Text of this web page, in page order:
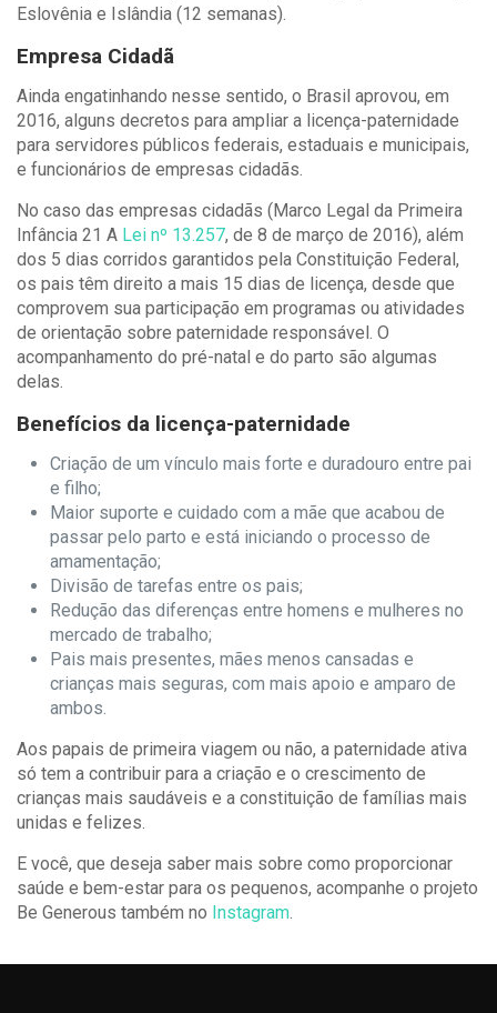
Eslovênia e Islândia (12 semanas).
Empresa Cidadã
Ainda engatinhando nesse sentido, o Brasil aprovou, em
2016, alguns decretos para ampliar a licença-paternidade
para servidores públicos federais, estaduais e municipais,
e funcionários de empresas cidadãs.
No caso das empresas cidadãs (Marco Legal da Primeira
Infância 21 A Lei nº 13.257, de 8 de março de 2016), além
dos 5 dias corridos garantidos pela Constituição Federal,
os pais têm direito a mais 15 dias de licença, desde que
comprovem sua participação em programas ou atividades
de orientação sobre paternidade responsável. O
acompanhamento do pré-natal e do parto são algumas
delas.
Benefícios da licença-paternidade
Criação de um vínculo mais forte e duradouro entre pai
e filho;
Maior suporte e cuidado com a mãe que acabou de
passar pelo parto e está iniciando o processo de
amamentação;
Divisão de tarefas entre os pais;
Redução das diferenças entre homens e mulheres no
mercado de trabalho;
Pais mais presentes, mães menos cansadas e
crianças mais seguras, com mais apoio e amparo de
ambos.
Aos papais de primeira viagem ou não, a paternidade ativa
só tem a contribuir para a criação e o crescimento de
crianças mais saudáveis e a constituição de famílias mais
unidas e felizes.
E você, que deseja saber mais sobre como proporcionar
saúde e bem-estar para os pequenos, acompanhe o projeto
Be Generous também no Instagram.